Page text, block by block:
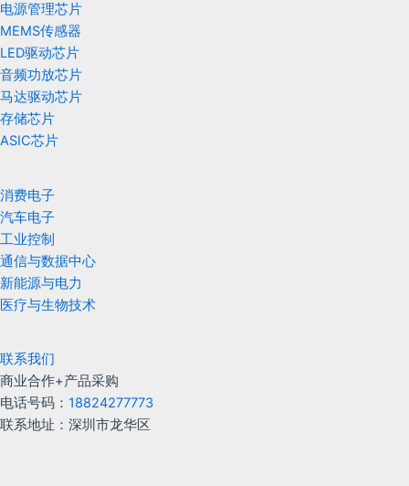
电源管理芯片
MEMS传感器
LED驱动芯片
音频功放芯片
马达驱动芯片
存储芯片
ASIC芯片
消费电子
汽车电子
工业控制
通信与数据中心
新能源与电力
医疗与生物技术
联系我们
商业合作+产品采购
电话号码： 18824277773
联系地址：深圳市龙华区